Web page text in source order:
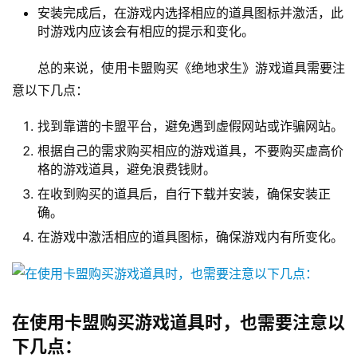
安装完成后，在游戏内选择相应的道具图标并激活，此
时游戏内应该会有相应的提示和变化。
总的来说，使用卡盟购买《绝地求生》游戏道具需要注
意以下几点：
找到靠谱的卡盟平台，避免遇到虚假网站或诈骗网站。
根据自己的需求购买相应的游戏道具，不要购买虚高价
格的游戏道具，避免浪费钱财。
在收到购买的道具后，自行下载并安装，确保安装正
确。
在游戏中激活相应的道具图标，确保游戏内有所变化。
在使用卡盟购买游戏道具时，也需要注意以
下几点：